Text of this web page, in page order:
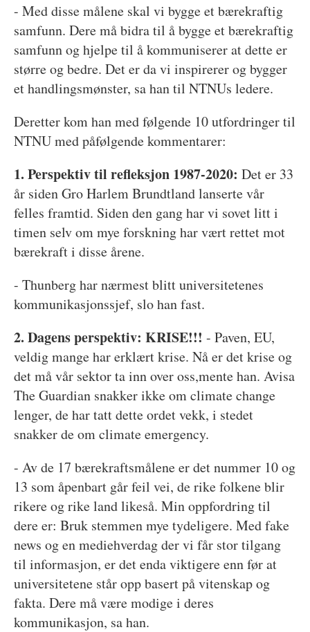
- Med disse målene skal vi bygge et bærekraftig
samfunn. Dere må bidra til å bygge et bærekraftig
samfunn og hjelpe til å kommuniserer at dette er
større og bedre. Det er da vi inspirerer og bygger
et handlingsmønster, sa han til NTNUs ledere.
Deretter kom han med følgende 10 utfordringer til
NTNU med påfølgende kommentarer:
1. Perspektiv til refleksjon 1987-2020: Det er 33
år siden Gro Harlem Brundtland lanserte vår
felles framtid. Siden den gang har vi sovet litt i
timen selv om mye forskning har vært rettet mot
bærekraft i disse årene.
- Thunberg har nærmest blitt universitetenes
kommunikasjonssjef, slo han fast.
2. Dagens perspektiv: KRISE!!! - Paven, EU,
veldig mange har erklært krise. Nå er det krise og
det må vår sektor ta inn over oss,mente han. Avisa
The Guardian snakker ikke om climate change
lenger, de har tatt dette ordet vekk, i stedet
snakker de om climate emergency.
- Av de 17 bærekraftsmålene er det nummer 10 og
13 som åpenbart går feil vei, de rike folkene blir
rikere og rike land likeså. Min oppfordring til
dere er: Bruk stemmen mye tydeligere. Med fake
news og en mediehverdag der vi får stor tilgang
til informasjon, er det enda viktigere enn før at
universitetene står opp basert på vitenskap og
fakta. Dere må være modige i deres
kommunikasjon, sa han.